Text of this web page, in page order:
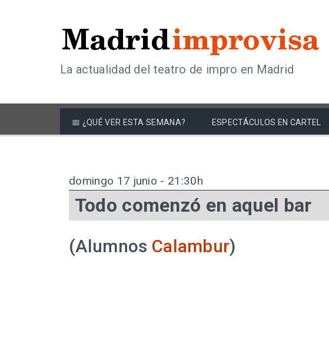
La actualidad del teatro de impro en Madrid
📅 ¿QUÉ VER ESTA SEMANA? ESPECTÁCULOS EN CARTEL
domingo 17 junio - 21:30h
Todo comenzó en aquel bar
(Alumnos Calambur)